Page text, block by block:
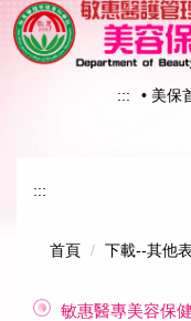
跳
到
主
::: • 美保
:::
首頁 下載--其他
敏惠醫專美容保